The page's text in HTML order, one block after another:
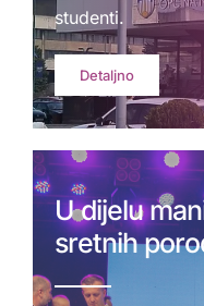
studenti.
Detaljno
U dijelu
sretnih